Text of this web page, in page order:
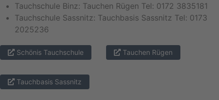
Tauchschule Binz: Tauchen Rügen Tel: 0172 3835181
Tauchschule Sassnitz: Tauchbasis Sassnitz Tel: 0173
2025236
Schönis Tauchschule Tauchen Rügen
Tauchbasis Sassnitz